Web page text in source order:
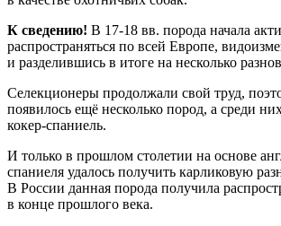
К сведению! В 17-18 вв. порода начала
распространяться по всей Европе,
и разделившись в итоге на несколько
Селекционеры продолжали свой труд,
появилось ещё несколько пород, а среди
кокер-спаниель.
И только в прошлом столетии на основе
спаниеля удалось получить карликовую
В России данная порода получила
в конце прошлого века.